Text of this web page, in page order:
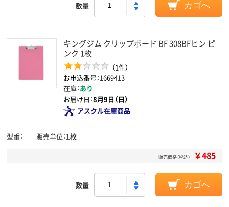
数量 カゴへ
キングジム クリップボード BF 308BFヒン ピ
ンク 1枚
（1件）
お申込番号：1669413
在庫：あり
お届け日：8月9日（日）
アスクル在庫商品
型番 販売単位 1枚
販売価格（税込） ￥485
数量 カゴへ